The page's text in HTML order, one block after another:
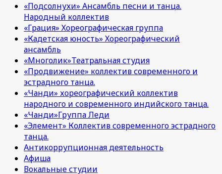
«Подсолнухи» Ансамбль песни и танца.
Народный коллектив
«Грация» Хореографическая группа
«Кадетская юность» Хореографический
ансамбль
«Многолик»Театральная студия
«Продвижение» коллектив современного и
эстрадного танца.
«Чанди» хореографический коллектив
народного и современного индийского танца.
«Чанди»Группа Леди
«Элемент» Коллектив современного эстрадного
танца.
Антикоррупционная деятельность
Афиша
Вокальные студии